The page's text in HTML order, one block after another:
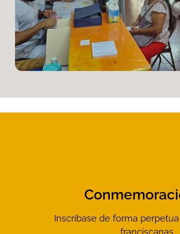
Inscríbase de forma
franciscanas.